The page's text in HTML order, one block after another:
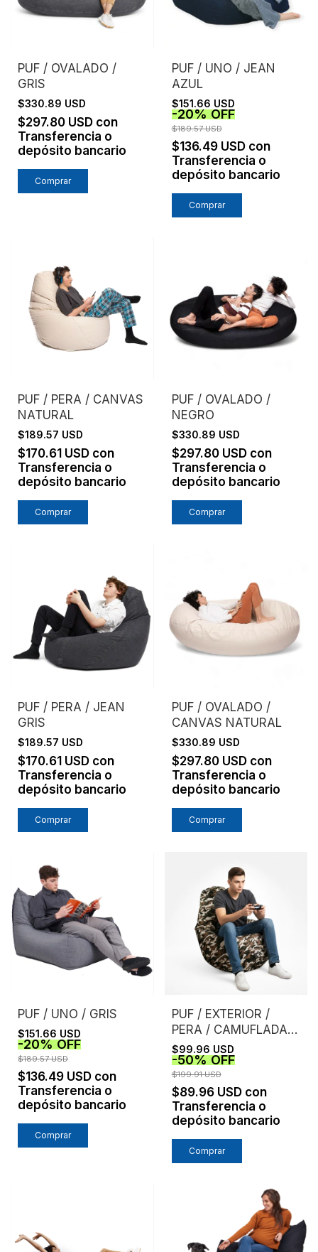
PUF / OVALADO /
GRIS
$330.89 USD
$297.80 USD con
Transferencia o
depósito bancario
PUF / UNO / JEAN
AZUL
$151.66 USD
-20%OFF
$189.57 USD
$136.49 USD con
Transferencia o
depósito bancario
PUF / PERA / CANVAS
NATURAL
$189.57 USD
$170.61 USD con
Transferencia o
depósito bancario
PUF / OVALADO /
NEGRO
$330.89 USD
$297.80 USD con
Transferencia o
depósito bancario
PUF / PERA / JEAN
GRIS
$189.57 USD
$170.61 USD con
Transferencia o
depósito bancario
PUF / OVALADO /
CANVAS NATURAL
$330.89 USD
$297.80 USD con
Transferencia o
depósito bancario
PUF / UNO / GRIS
$151.66 USD
-20%OFF
$189.57 USD
$136.49 USD con
Transferencia o
depósito bancario
PUF / EXTERIOR /
PERA / CAMUFLADA /
MARRON
$99.96 USD
-50%OFF
$199.91 USD
$89.96 USD con
Transferencia o
depósito bancario